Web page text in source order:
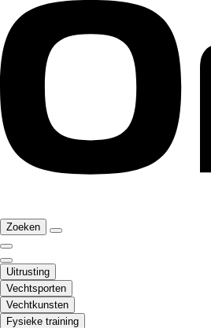
Zoeken
Uitrusting
Vechtsporten
Vechtkunsten
Fysieke training